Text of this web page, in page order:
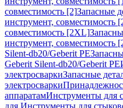
совместимость [2]Запасные
инструмент, совместимость
совместимость [2XL]
инструмент, совместимость
Silent-db20/Geberit PE
Geberit Silent-db20/Geberit PE
электросваркиЗапасные
электросварки
аппаратамИнструменты для
для Инструменты для